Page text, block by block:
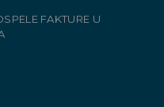
FAKTURE U